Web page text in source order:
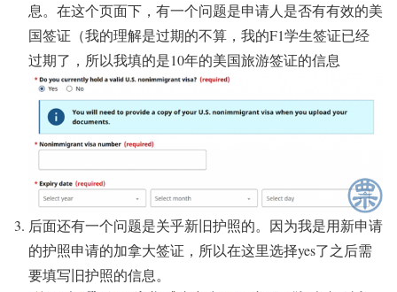
息。在这个页面下，有一个问题是申请人是否有有效的美
国签证（我的理解是过期的不算，我的F1学生签证已经
过期了，所以我填的是10年的美国旅游签证的信息
后面还有一个问题是关乎新旧护照的。因为我是用新申请
的护照申请的加拿大签证，所以在这里选择yes了之后需
要填写旧护照的信息。